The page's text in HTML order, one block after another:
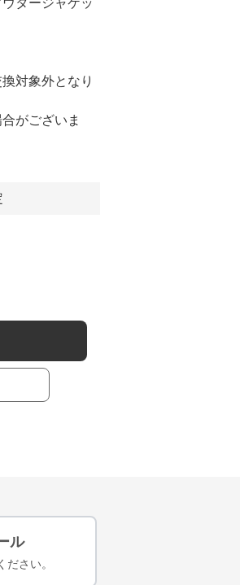
タージャケッ
対象外となり
がございま
ル
ださい。